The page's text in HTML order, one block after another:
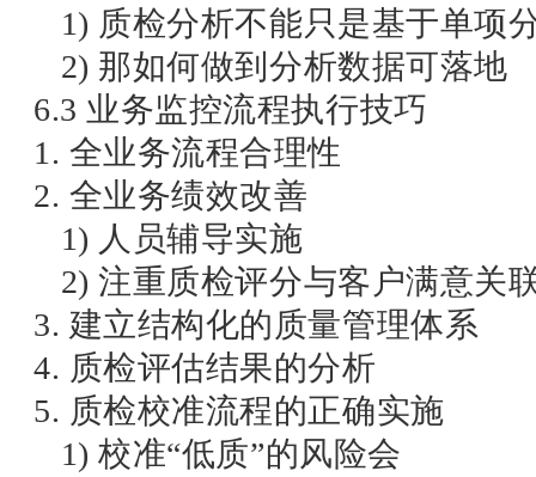
1) 质检分析不能只是基于单项
2) 那如何做到分析数据可落地
6.3 业务监控流程执行技巧
1. 全业务流程合理性
2. 全业务绩效改善
1) 人员辅导实施
2) 注重质检评分与客户满意关
3. 建立结构化的质量管理体系
4. 质检评估结果的分析
5. 质检校准流程的正确实施
1) 校准“低质”的风险会